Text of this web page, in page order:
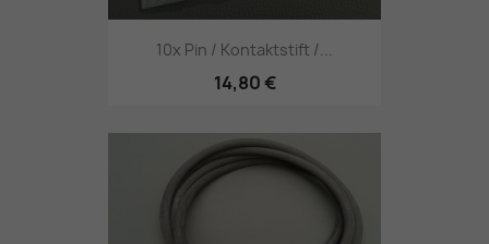
10x Pin / Kontaktstift /...
14,80 €